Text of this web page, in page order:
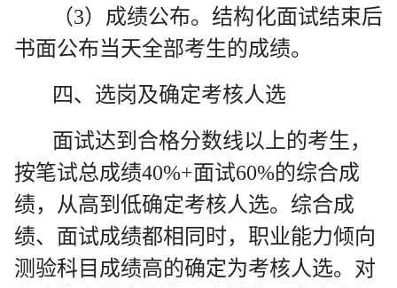
（3）成绩公布。结构化面试结束后
书面公布当天全部考生的成绩。
四、选岗及确定考核人选
面试达到合格分数线以上的考生，
按笔试总成绩40%+面试60%的综合成
绩，从高到低确定考核人选。 综合成
绩、面试成绩都相同时，职业能力倾向
测验科目成绩高的确定为考核人选。 对